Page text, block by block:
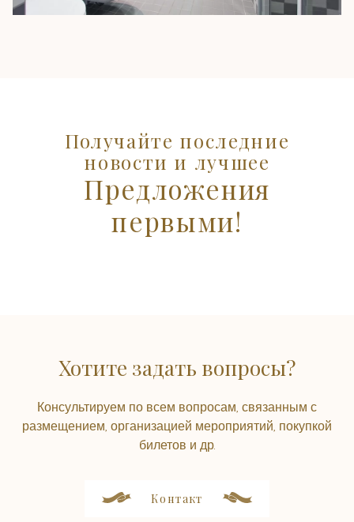
Получайте последние
новости и лучшее
Предложения
первыми!
Хотите задать вопросы?
Консультируем по всем вопросам, связанным с
размещением, организацией мероприятий, покупкой
билетов и др.
Контакт